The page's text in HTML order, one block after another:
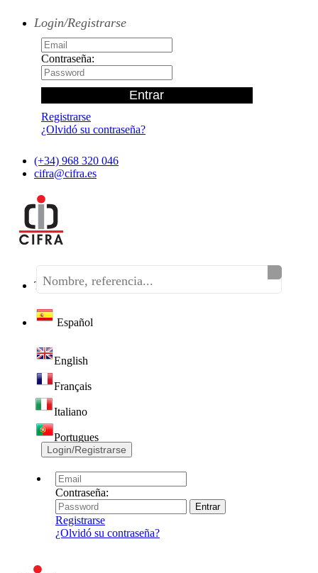
Login/Registrarse
Contraseña:
Registrarse
¿Olvidó su contraseña?
(+34) 968 320 046
cifra@cifra.es
Teléfono:(+34) 968 320 046
Español
English
Français
Italiano
Portugues
Login/Registrarse
Contraseña:
Registrarse
¿Olvidó su contraseña?